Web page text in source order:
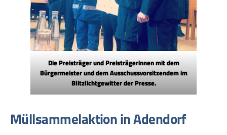
Die Preisträger und Preisträgerinnen mit dem
Bürgermeister und dem Ausschussvorsitzendem im
Blitzlichtgewitter der Presse.
Müllsammelaktion in Adendorf